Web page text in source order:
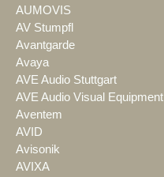
AUMOVIS
AV Stumpfl
Avantgarde
Avaya
AVE Audio Stuttgart
AVE Audio Visual Equipment
Aventem
AVID
Avisonik
AVIXA